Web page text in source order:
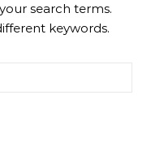
search terms.
keywords.